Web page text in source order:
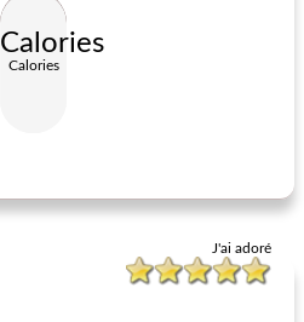
Calories
Calories
J'ai adoré